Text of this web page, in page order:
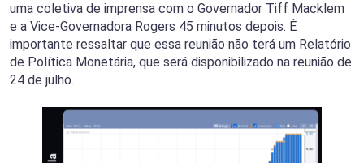
uma coletiva de imprensa com o Governador Tiff Macklem
e a Vice-Governadora Rogers 45 minutos depois. É
importante ressaltar que essa reunião não terá um Relatório
de Política Monetária, que será disponibilizado na reunião de
24 de julho.